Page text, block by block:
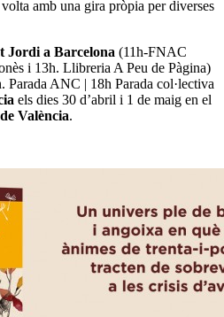
amb una gira pròpia per diverses
Jordi a Barcelona (11h-FNAC
i 13h. Llibreria A Peu de Pàgina)
Parada ANC | 18h Parada col·lectiva
els dies 30 d’abril i 1 de maig en el
València.